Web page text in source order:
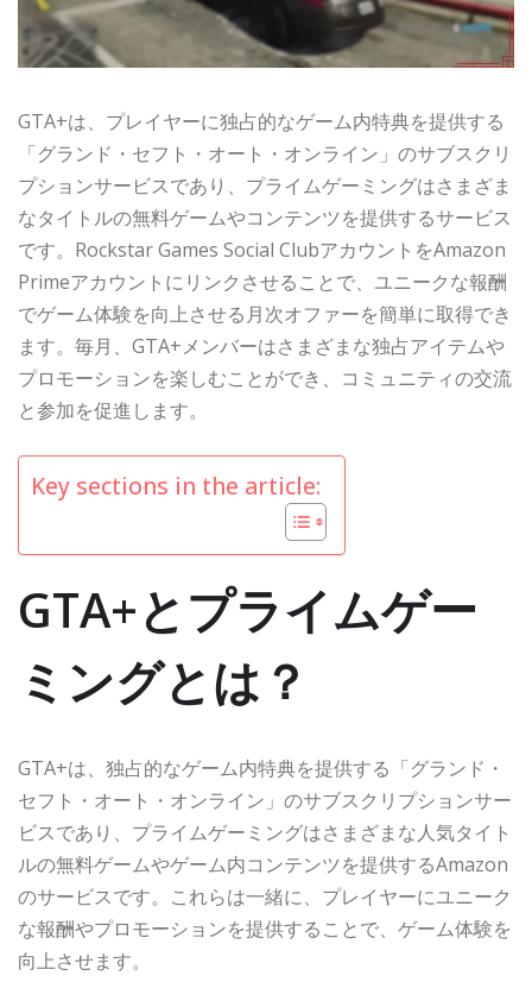
GTA+は、プレイヤーに独占的なゲーム内特典を提供する
「グランド・セフト・オート・オンライン」のサブスクリ
プションサービスであり、プライムゲーミングはさまざま
なタイトルの無料ゲームやコンテンツを提供するサービス
です。Rockstar Games Social ClubアカウントをAmazon
Primeアカウントにリンクさせることで、ユニークな報酬
でゲーム体験を向上させる月次オファーを簡単に取得でき
ます。毎月、GTA+メンバーはさまざまな独占アイテムや
プロモーションを楽しむことができ、コミュニティの交流
と参加を促進します。
Key sections in the article:
GTA+とプライムゲー
ミングとは？
GTA+は、独占的なゲーム内特典を提供する「グランド・
セフト・オート・オンライン」のサブスクリプションサー
ビスであり、プライムゲーミングはさまざまな人気タイト
ルの無料ゲームやゲーム内コンテンツを提供するAmazon
のサービスです。これらは一緒に、プレイヤーにユニーク
な報酬やプロモーションを提供することで、ゲーム体験を
向上させます。